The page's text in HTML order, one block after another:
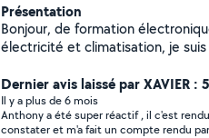
Présentation
Bonjour, de formation
électricité et climatisation, je
Dernier avis laissé par XAVIER :
Il y a plus de 6 mois
Anthony a été super réactif , il c'est
constater et m'a fait un compte rendu par